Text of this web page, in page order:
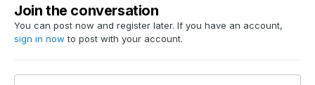
Join the conversation
You can post now and register later. If you have an account,
sign in now to post with your account.